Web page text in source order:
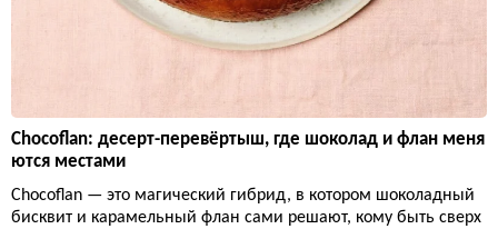
Chocoflan: десерт-перевёртыш, где шоколад и флан меня
ются местами
Chocoflan — это магический гибрид, в котором шоколадный
бисквит и карамельный флан сами решают, кому быть сверх